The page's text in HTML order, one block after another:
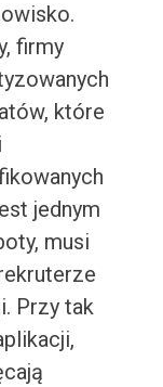
firmy
które
jednym
musi
Przy tak